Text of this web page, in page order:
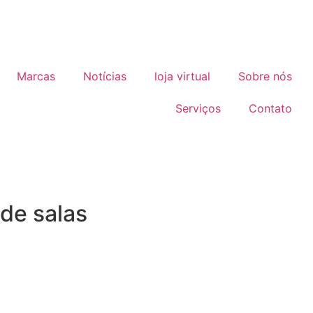
Marcas Notícias loja virtual Sobre nós
Serviços Contato
salas